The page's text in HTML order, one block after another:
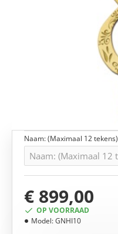
OP VOORRAAD
Model:GNHI10
€ 899,00
Naam: (Maximaal 12 tekens)